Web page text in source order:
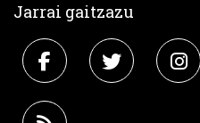
Jarrai gaitzazu